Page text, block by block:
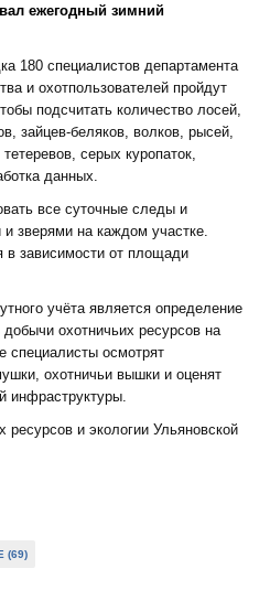
ежегодный зимний
180 специалистов департамента
и охотпользователей пройдут
подсчитать количество лосей,
зайцев-беляков, волков, рысей,
серых куропаток,
данных.
все суточные следы и
зверями на каждом участке.
в зависимости от площади
учёта является определение
охотничьих ресурсов на
специалисты осмотрят
охотничьи вышки и оценят
инфраструктуры.
и экологии Ульяновской
(69)